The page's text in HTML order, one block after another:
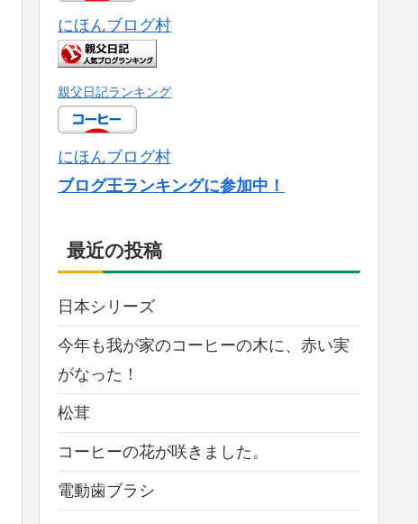
にほんブログ村
親父日記ランキング
にほんブログ村
ブログ王ランキングに参加中！
最近の投稿
日本シリーズ
今年も我が家のコーヒーの木に、赤い実
がなった！
松茸
コーヒーの花が咲きました。
電動歯ブラシ